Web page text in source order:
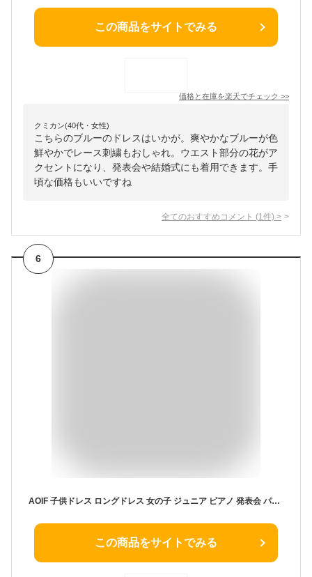
この商品をサイトでみる
価格と在庫を楽天でチェック >>
クミカン(40代・女性)
こちらのブルーのドレスはいかが。爽やかなブルーが色
鮮やかでレース刺繍もおしゃれ。ウエスト部分の花がア
クセントになり、発表会や結婚式にも着用できます。手
頃な価格もいいですね
全てのおすすめコメント (1 件) >
6
AOIF 子供ドレス ロングドレス 女の子 ジュニア ピアノ 発表会 パーディー 演奏会 フォーマル 入園式 結婚式 ワンピース 【120/130/140/150/160/170】 20190
この商品をサイトでみる